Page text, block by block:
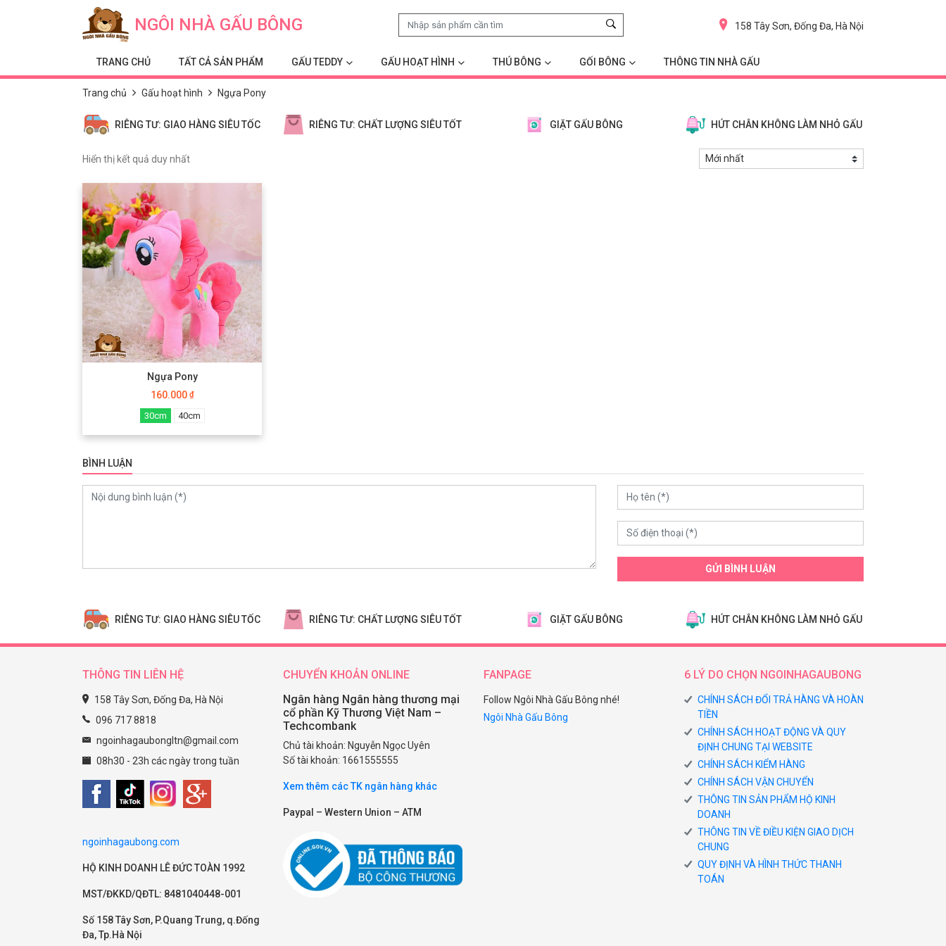
NGÔI NHÀ GẤU BÔNG 158 Tây Sơn, Đống Đa, Hà Nội
TRANG CHỦ TẤT CẢ SẢN PHẨM GẤU TEDDY GẤU HOẠT HÌNH THÚ BÔNG GỐI BÔNG THÔNG TIN NHÀ GẤU
Trang chủ Gấu hoạt hình Ngựa Pony
RIÊNG TƯ: GIAO HÀNG SIÊU TỐC RIÊNG TƯ: CHẤT LƯỢNG SIÊU TỐT GIẶT GẤU BÔNG HÚT CHÂN KHÔNG LÀM NHỎ GẤU
Hiển thị kết quả duy nhất
Ngựa Pony
160.000 ₫
30cm 40cm
BÌNH LUẬN
GỬI BÌNH LUẬN
RIÊNG TƯ: GIAO HÀNG SIÊU TỐC RIÊNG TƯ: CHẤT LƯỢNG SIÊU TỐT GIẶT GẤU BÔNG HÚT CHÂN KHÔNG LÀM NHỎ GẤU
THÔNG TIN LIÊN HỆ
158 Tây Sơn, Đống Đa, Hà Nội
096 717 8818
ngoinhagaubongltn@gmail.com
08h30 - 23h các ngày trong tuần
ngoinhagaubong.com
HỘ KINH DOANH LÊ ĐỨC TOÀN 1992
MST/ĐKKD/QĐTL: 8481040448-001
Số 158 Tây Sơn, P.Quang Trung, q.Đống
Đa, Tp.Hà Nội
CHUYỂN KHOẢN ONLINE
Ngân hàng Ngân hàng thương mại
cổ phần Kỹ Thương Việt Nam –
Techcombank
Chủ tài khoản: Nguyễn Ngọc Uyên
Số tài khoản: 1661555555
Xem thêm các TK ngân hàng khác
Paypal – Western Union – ATM
FANPAGE
Follow Ngôi Nhà Gấu Bông nhé!
Ngôi Nhà Gấu Bông
6 LÝ DO CHỌN NGOINHAGAUBONG
CHÍNH SÁCH ĐỔI TRẢ HÀNG VÀ HOÀN
TIỀN
CHÍNH SÁCH HOẠT ĐỘNG VÀ QUY
ĐỊNH CHUNG TẠI WEBSITE
CHÍNH SÁCH KIỂM HÀNG
CHÍNH SÁCH VẬN CHUYỂN
THÔNG TIN SẢN PHẨM HỘ KINH
DOANH
THÔNG TIN VỀ ĐIỀU KIỆN GIAO DỊCH
CHUNG
QUY ĐỊNH VÀ HÌNH THỨC THANH
TOÁN